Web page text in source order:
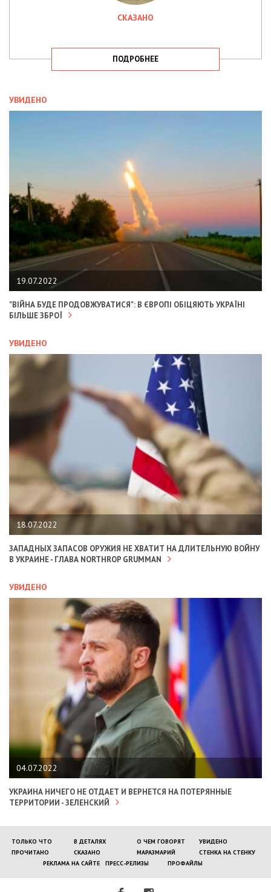
СКАЗАНО
ПОДРОБНЕЕ
УВИДЕНО
19.07.2022
"ВІЙНА БУДЕ ПРОДОВЖУВАТИСЯ": В ЄВРОПІ ОБІЦЯЮТЬ УКРАЇНІ
БІЛЬШЕ ЗБРОЇ
УВИДЕНО
18.07.2022
ЗАПАДНЫХ ЗАПАСОВ ОРУЖИЯ НЕ ХВАТИТ НА ДЛИТЕЛЬНУЮ ВОЙНУ
В УКРАИНЕ - ГЛАВА NORTHROP GRUMMAN
УВИДЕНО
04.07.2022
УКРАИНА НИЧЕГО НЕ ОТДАЕТ И ВЕРНЕТСЯ НА ПОТЕРЯННЫЕ
ТЕРРИТОРИИ - ЗЕЛЕНСКИЙ
ТОЛЬКО ЧТО В ДЕТАЛЯХ О ЧЕМ ГОВОРЯТ
УВИДЕНО
ПРОЧИТАНО
СКАЗАНО МАРАЗМАРИЙ
СТЕНКА НА СТЕНКУ
РЕКЛАМА НА САЙТЕ
ПРЕСС-РЕЛИЗЫ ПРОФАЙЛЫ